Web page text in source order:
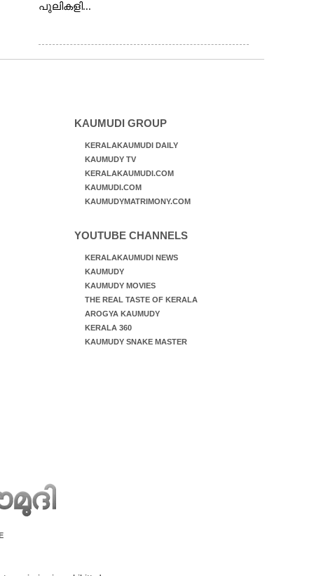
പുലികളി...
KAUMUDI GROUP
KERALAKAUMUDI DAILY
KAUMUDY TV
KERALAKAUMUDI.COM
KAUMUDI.COM
KAUMUDYMATRIMONY.COM
YOUTUBE CHANNELS
KERALAKAUMUDI NEWS
KAUMUDY
KAUMUDY MOVIES
THE REAL TASTE OF KERALA
AROGYA KAUMUDY
KERALA 360
KAUMUDY SNAKE MASTER